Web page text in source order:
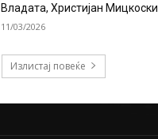
Владата, Христијан Мицкоски
11/03/2026
Излистај повеќе